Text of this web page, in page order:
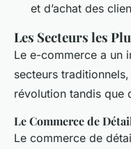
et d’achat des
Les Secteurs les
Le e-commerce a un
secteurs
révolution tandis que
Le Commerce de
Le commerce de